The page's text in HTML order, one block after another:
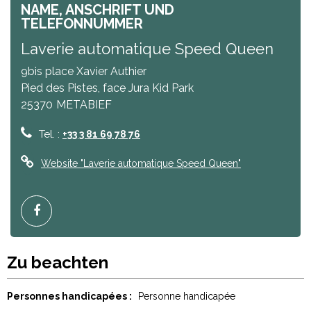
NAME, ANSCHRIFT UND
TELEFONNUMMER
Laverie automatique Speed Queen
9bis place Xavier Authier
Pied des Pistes, face Jura Kid Park
25370 METABIEF
Tel. : +33 3 81 69 78 76
Website "Laverie automatique Speed Queen"
Zu beachten
Personnes handicapées : Personne handicapée